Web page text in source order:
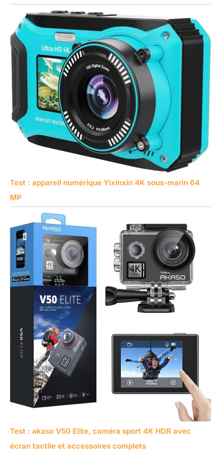
Test : appareil numérique Yixinxin 4K sous-marin 64
MP
Test : akaso V50 Elite, caméra sport 4K HDR avec
écran tactile et accessoires complets